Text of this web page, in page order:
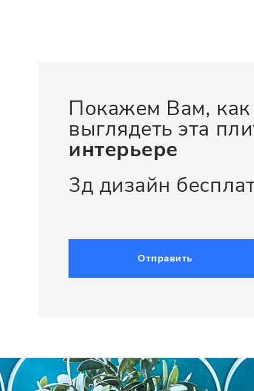
Покажем Вам, как
выглядеть эта
интерьере
3д дизайн
Отправить